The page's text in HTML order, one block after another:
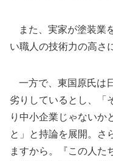
また、実家が塗装業
い職人の技術力の高さ
一方で、東国原氏は
劣りしているとし、「
り中小企業じゃないか
と」と持論を展開。さ
ますから。『この人た